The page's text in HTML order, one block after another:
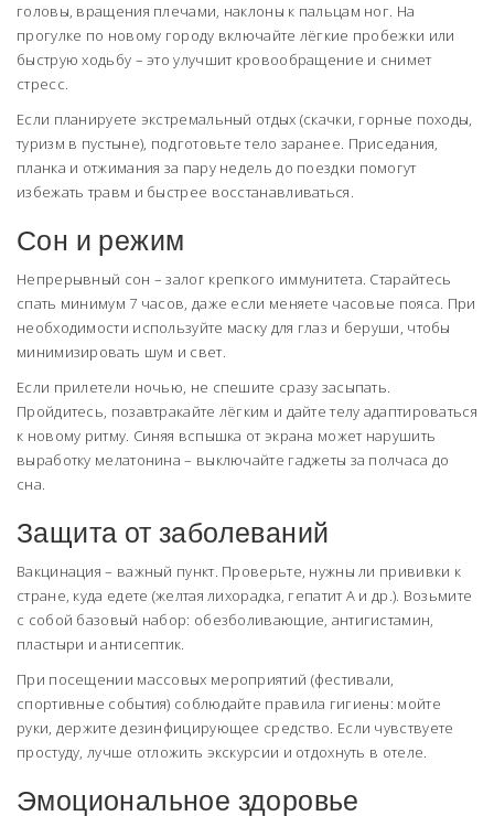
головы, вращения плечами, наклоны к пальцам ног. На
прогулке по новому городу включайте лёгкие пробежки или
быструю ходьбу – это улучшит кровообращение и снимет
стресс.
Если планируете экстремальный отдых (скачки, горные походы,
туризм в пустыне), подготовьте тело заранее. Приседания,
планка и отжимания за пару недель до поездки помогут
избежать травм и быстрее восстанавливаться.
Сон и режим
Непрерывный сон – залог крепкого иммунитета. Старайтесь
спать минимум 7 часов, даже если меняете часовые пояса. При
необходимости используйте маску для глаз и беруши, чтобы
минимизировать шум и свет.
Если прилетели ночью, не спешите сразу засыпать.
Пройдитесь, позавтракайте лёгким и дайте телу адаптироваться
к новому ритму. Синяя вспышка от экрана может нарушить
выработку мелатонина – выключайте гаджеты за полчаса до
сна.
Защита от заболеваний
Вакцинация – важный пункт. Проверьте, нужны ли прививки к
стране, куда едете (желтая лихорадка, гепатит А и др.). Возьмите
с собой базовый набор: обезболивающие, антигистамин,
пластыри и антисептик.
При посещении массовых мероприятий (фестивали,
спортивные события) соблюдайте правила гигиены: мойте
руки, держите дезинфицирующее средство. Если чувствуете
простуду, лучше отложить экскурсии и отдохнуть в отеле.
Эмоциональное здоровье